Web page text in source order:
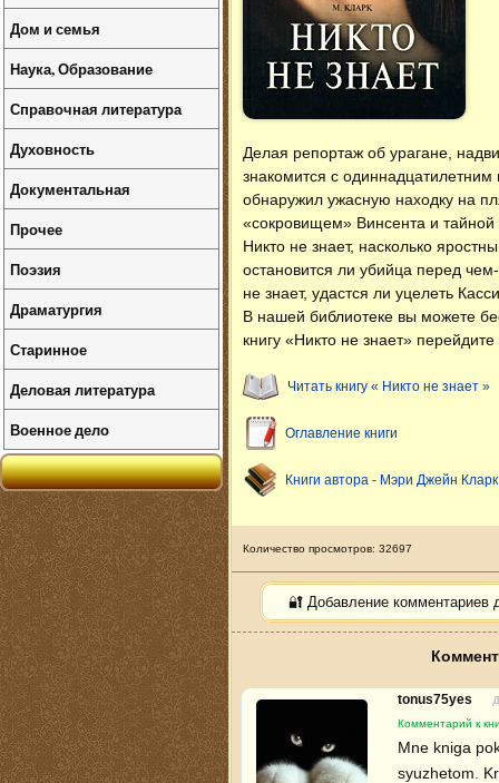
Делая репортаж об урагане,
знакомится с
обнаружил ужасную находку на
«сокровищем» Винсента и
Никто не знает, насколько
остановится ли убийца перед
не знает, удастся ли уцелеть
В нашей библиотеке вы можете
книгу «Никто не знает»
Читать книгу « Никто не знает »
Оглавление книги
Книги автора - Мэри Джейн Кларк
Количество просмотров: 32697
🔐 Добавление комментариев
tonus75yes
Комментарий к
Mne kniga
syuzhetom.
Дом и семья
Наука, Образование
Справочная литература
Духовность
Документальная
Прочее
Поэзия
Драматургия
Старинное
Деловая литература
Военное дело